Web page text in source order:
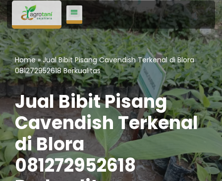
Lompat
ke
konten
Home»Jual Bibit Pisang Cavendish Terkenal di Blora
081272952618 Berkualitas
Jual Bibit Pisang
Cavendish Terkenal
di Blora
081272952618